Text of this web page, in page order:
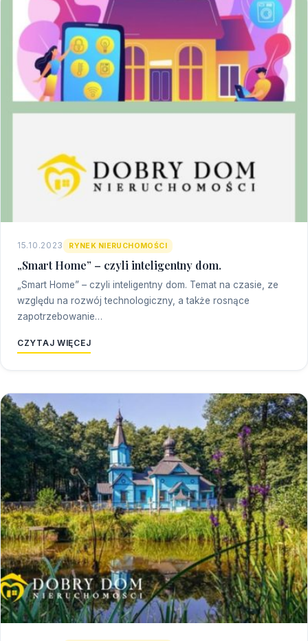
15.10.2023 RYNEK NIERUCHOMOŚCI
„Smart Home” – czyli inteligentny dom.
„Smart Home” – czyli inteligentny dom. Temat na czasie, ze
względu na rozwój technologiczny, a także rosnące
zapotrzebowanie…
CZYTAJ WIĘCEJ